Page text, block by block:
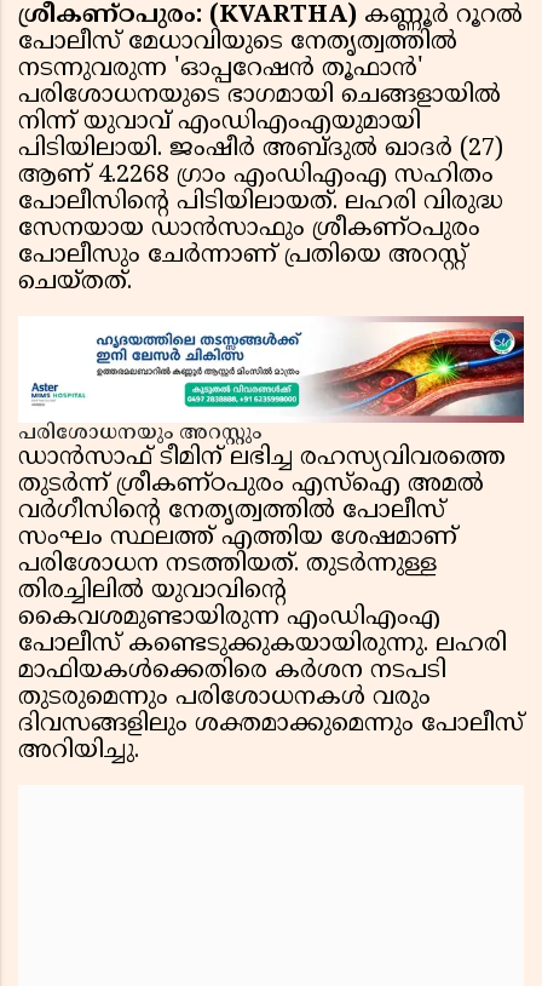
ശ്രീകണ്ഠപുരം: (KVARTHA) കണ്ണൂർ റൂറൽ
പോലീസ് മേധാവിയുടെ നേതൃത്വത്തിൽ
നടന്നുവരുന്ന 'ഓപ്പറേഷൻ തൂഫാൻ'
പരിശോധനയുടെ ഭാഗമായി ചെങ്ങളായിൽ
നിന്ന് യുവാവ് എംഡിഎംഎയുമായി
പിടിയിലായി. ജംഷീർ അബ്ദുൽ ഖാദർ (27)
ആണ് 4.2268 ഗ്രാം എംഡിഎംഎ സഹിതം
പോലീസിൻ്റെ പിടിയിലായത്. ലഹരി വിരുദ്ധ
സേനയായ ഡാൻസാഫും ശ്രീകണ്ഠപുരം
പോലീസും ചേർന്നാണ് പ്രതിയെ അറസ്റ്റ്
ചെയ്തത്.
പരിശോധനയും അറസ്റ്റും
ഡാൻസാഫ് ടീമിന് ലഭിച്ച രഹസ്യവിവരത്തെ
തുടർന്ന് ശ്രീകണ്ഠപുരം എസ്ഐ അമൽ
വർഗീസിൻ്റെ നേതൃത്വത്തിൽ പോലീസ്
സംഘം സ്ഥലത്ത് എത്തിയ ശേഷമാണ്
പരിശോധന നടത്തിയത്. തുടർന്നുള്ള
തിരച്ചിലിൽ യുവാവിൻ്റെ
കൈവശമുണ്ടായിരുന്ന എംഡിഎംഎ
പോലീസ് കണ്ടെടുക്കുകയായിരുന്നു. ലഹരി
മാഫിയകൾക്കെതിരെ കർശന നടപടി
തുടരുമെന്നും പരിശോധനകൾ വരും
ദിവസങ്ങളിലും ശക്തമാക്കുമെന്നും പോലീസ്
അറിയിച്ചു.